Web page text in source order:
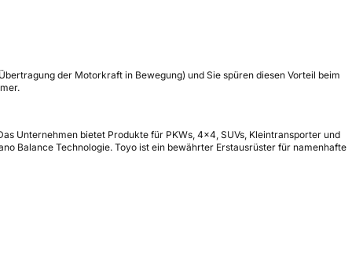
der Motorkraft in Bewegung) und Sie spüren diesen Vorteil beim
Unternehmen bietet Produkte für PKWs, 4x4, SUVs, Kleintransporter und
Balance Technologie. Toyo ist ein bewährter Erstausrüster für namenhafte